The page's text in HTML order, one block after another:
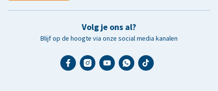
Volg je ons al?
Blijf op de hoogte via onze social media kanalen